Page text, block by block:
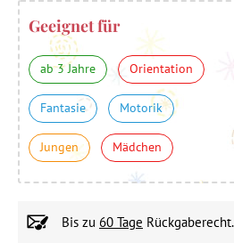
Geeignet für
ab 3 Jahre Orientation
Fantasie Motorik
Jungen Mädchen
Bis zu 60 Tage Rückgaberecht.